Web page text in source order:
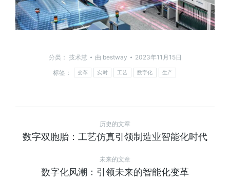
分类： 技术慧 由 bestway
2023年11月15日
标签：
变革 实时 工艺 数字化 生产
历史的文章
数字双胞胎：工艺仿真引领制造业智能化时代
未来的文章
数字化风潮：引领未来的智能化变革